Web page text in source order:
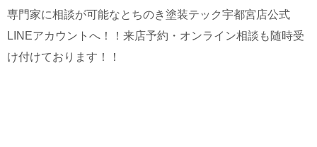
専門家に相談が可能なとちのき塗装テック宇都宮店公式
LINEアカウントへ！！来店予約・オンライン相談も随時受
け付けております！！